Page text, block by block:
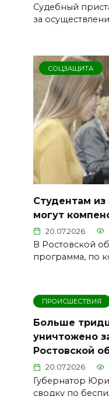
Судебный
за
СОЦЗАЩИТА
Студентам
могут
20.07.2026
В Ростовской
программа, по
ПРОИСШЕСТВИЯ
Больше
уничтожено
Ростовской
20.07.2026
Губернатор
сводку по